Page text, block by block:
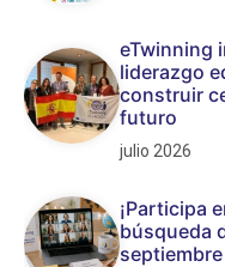
eTwinning
liderazgo
construir
futuro
julio 2026
¡Participa
búsqueda